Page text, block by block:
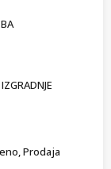
Prodaja